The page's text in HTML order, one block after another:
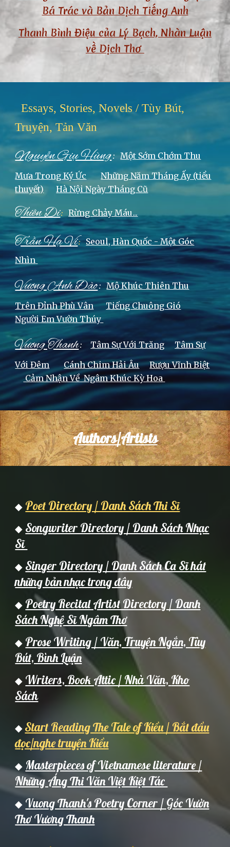
Bá Trác và Bản Dịch Tiếng Anh
Thanh Bình Điệu của Lý Bạch, Nhàn Luận
về Dịch Thơ
Essays, Stories, Novels / Tùy Bút,
Truyện, Tản Văn
Nguyễn Giụ Hùng: Một Sớm Chớm Thu
Mưa Trong Ký Ức
Những Năm Tháng Ấy (tiểu
thuyết)
Hà Nội Ngày Tháng Cũ
Thiên Di:Rừng Chảy Máu...
Trần Hạ Vi:Seoul, Hàn Quốc - Một Góc
Nhìn
Vương Anh Đào: Mộ Khúc Thiên Thu
Trên Đỉnh Phù Vân
Tiếng Chuông Gió
Người Em Vườn Thúy
Vương Thanh: Tâm Sự Với Trăng
Tâm Sự
Với Đêm
Cánh Chim Hải Âu
Rượu Vĩnh Biệt
Cảm Nhận Về Ngâm Khúc Kỳ Hoa
Authors/Artists
◆ Poet Directory / Danh Sách Thi Sĩ
◆ Songwriter Directory / Danh Sách Nhạc
Sĩ
◆ Singer Directory / Danh Sách Ca Sĩ hát
những bản nhạc trong đây
◆ Poetry Recital Artist Directory / Danh
Sách Nghệ Sĩ Ngâm Thơ
◆ Prose Writing / Văn, Truyện Ngắn, Tùy
Bút, Bình Luận
◆ Writers, Book Attic / Nhà Văn, Kho
Sách
◆ Start Reading The Tale of Kiều / Bắt đầu
đọc/nghe truyện Kiều
◆ Masterpieces of Vietnamese literature /
Những Áng Thi Văn Việt Kiệt Tác
◆ Vuong Thanh's Poetry Corner / Góc Vườn
Thơ Vương Thanh